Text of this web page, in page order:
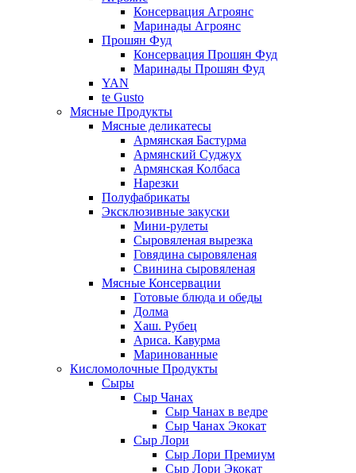
Консервация Агроянс
Маринады Агроянс
Прошян Фуд
Консервация Прошян Фуд
Маринады Прошян Фуд
YAN
te Gusto
Мясные Продукты
Мясные деликатесы
Армянская Бастурма
Армянский Суджух
Армянская Колбаса
Нарезки
Полуфабрикаты
Эксклюзивные закуски
Мини-рулеты
Сыровяленая вырезка
Говядина сыровяленая
Свинина сыровяленая
Мясные Консервации
Готовые блюда и обеды
Долма
Хаш. Рубец
Ариса. Кавурма
Маринованные
Кисломолочные Продукты
Сыры
Сыр Чанах
Сыр Чанах в ведре
Сыр Чанах Экокат
Сыр Лори
Сыр Лори Премиум
Сыр Лори Экокат